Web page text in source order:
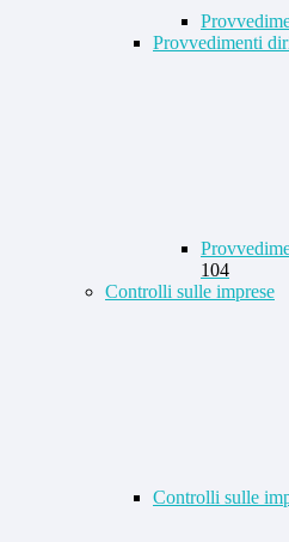
Provvedimenti
104
Controlli sulle imprese
Controlli sulle